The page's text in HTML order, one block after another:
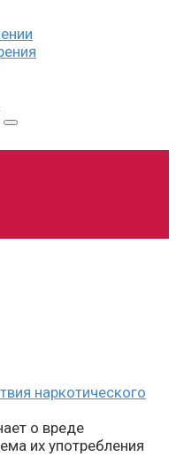
наркотического
о вреде
их употребления